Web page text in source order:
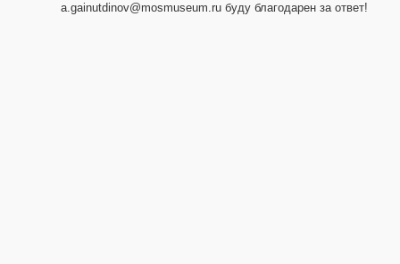
a.gainutdinov@mosmuseum.ru буду благодарен за ответ!